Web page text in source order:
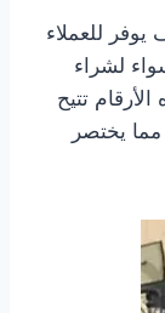
للعملاء
لشراء
تتيح
مما يختصر